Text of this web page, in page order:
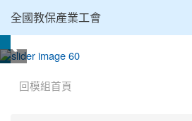
全國教保產業工會
回模組首頁